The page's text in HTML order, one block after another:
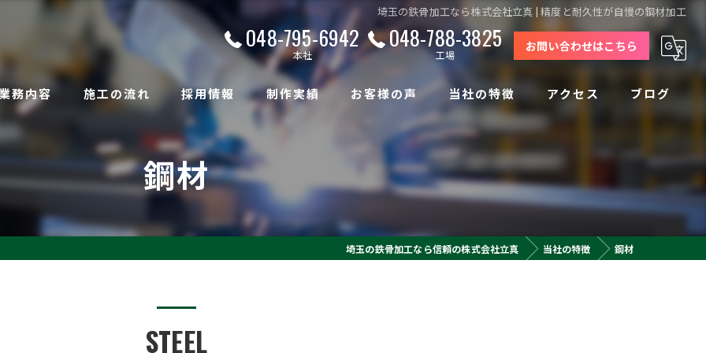
埼玉の鉄骨加工なら株式会社立真 | 精度と耐久性が自慢の鋼材加工
048-795-6942
本社
048-788-3825
工場
お問い合わせはこちら
務内容 施工の流れ 採用情報 制作実績 お客様の声 当社の特徴
軽量鉄骨
組み立て
プレハブ倉庫
アクセス
株式会社立真 工場
ブログ
鋼材
埼玉の鉄骨加工なら信頼の株式会社立真 当社の特徴 鋼材
STEEL